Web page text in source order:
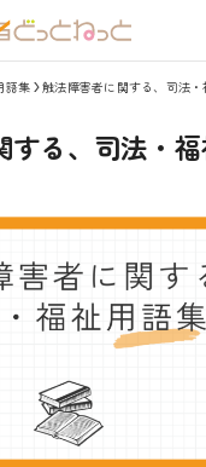
語集 触法障害者に関する、司法
する、司法・